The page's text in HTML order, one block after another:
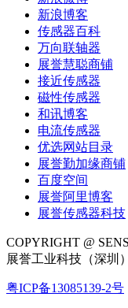
新浪博客
传感器百科
万向联轴器
展誉慧聪商铺
接近传感器
磁性传感器
和讯博客
电流传感器
优选网站目录
展誉勤加缘商铺
百度空间
展誉阿里博客
展誉传感器科技
COPYRIGHT @
展誉工业科技（深圳
粤ICP备13085139-2号